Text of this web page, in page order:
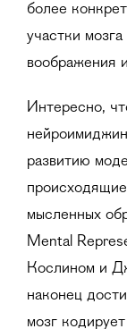
более
участки
воображения
Интересно,
развитию
мысленных
Mental
Кослином и
наконец
мозг